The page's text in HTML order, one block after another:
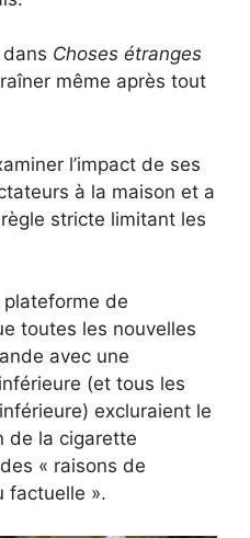
Choses étranges
même après tout
l’impact de ses
à la maison et a
stricte limitant les
de
toutes les nouvelles
avec une
(et tous les
excluraient le
de la cigarette
« raisons de
factuelle ».